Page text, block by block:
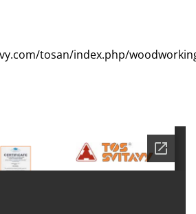
tosan/index.php/